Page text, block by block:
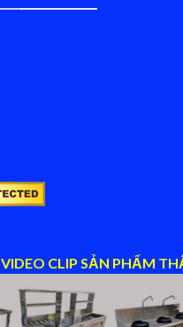
VIDEO CLIP SẢN PHẨM